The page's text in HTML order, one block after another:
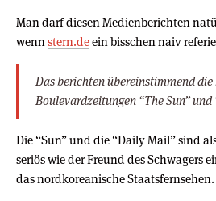
Man darf diesen Medienberichten
wenn stern.deein bisschen naiv
Das berichten übereinstimmend
Boulevardzeitungen “The Sun”
Die “Sun” und die “Daily Mail” sind
seriös wie der Freund des Schwagers
das nordkoreanische Staatsfernsehen.